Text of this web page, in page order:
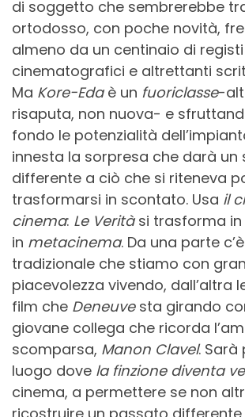
di soggetto che sembrerebbe
ortodosso, con poche novità,
almeno da un centinaio di registi
cinematografici e altrettanti
Ma Kore-Edaè un fuoriclasse-
risaputa, non nuova- e
fondo le potenzialità
innesta la sorpresa che darà un
differente a ciò che si riteneva
trasformarsi in scontato. Usa il
cinema: Le Veritàsi trasforma in
in metacinema. Da una parte
tradizionale che stiamo con
piacevolezza vivendo, dall’altra
film che Deneuvesta girando
giovane collega che ricorda
scomparsa, Manon Clavel. Sarà
luogo dove la finzione diventa
cinema, a permettere se non